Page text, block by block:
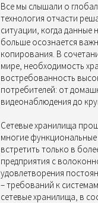
Все мы слышали о
технология отчасти
ситуации, когда данные
больше осознается
копирования. В
мире, необходимость
востребованность
потребителей: от
видеонаблюдения до
Сетевые хранилища
многие
встретить только в
предприятия с
удовлетворения
– требований к
сетевые хранилища, в